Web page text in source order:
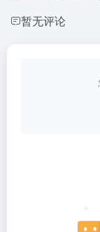
暂无评论